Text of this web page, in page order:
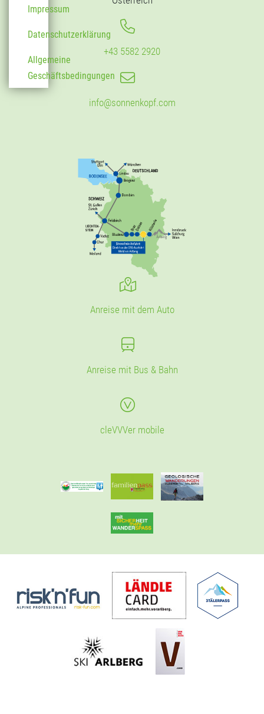
Impressum
Datenschutzerklärung
Allgemeine
Geschäftsbedingungen
+43 5582 2920
info@sonnenkopf.com
Anreise mit dem Auto
Anreise mit Bus & Bahn
cleVVVer mobile